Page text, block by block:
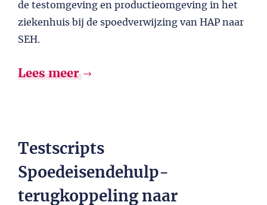
de testomgeving en productieomgeving in het
ziekenhuis bij de spoedverwijzing van HAP naar
SEH.
Lees meer
Testscripts
Spoedeisendehulp-
terugkoppeling naar